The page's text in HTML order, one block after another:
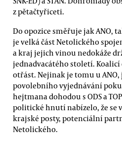
z pětačtyřiceti.
Do opozice směřuje jak ANO,
je velká část Netolického
a kraj jejich vinou nedokáže
jednadvacátého století.
otřást. Nejinak je tomu u ANO,
povolebního vyjednávání
hejtmana dohodou s ODS a
politické hnutí nabízelo, že se
krajské posty, potenciální
Netolického.